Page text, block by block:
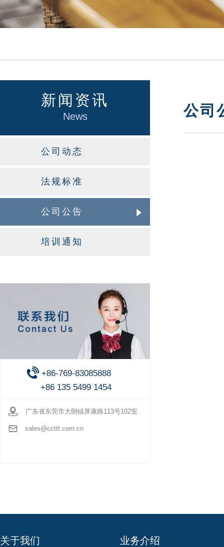
新闻资讯
News
公司动态
法规标准
公司公告
培训通知
+86-769-83085888
+86 135 5499 1454
广东省东莞市大朗镇屏康路113号102室
sales@ccttt.com.cn
公司
关于我们 业务介绍